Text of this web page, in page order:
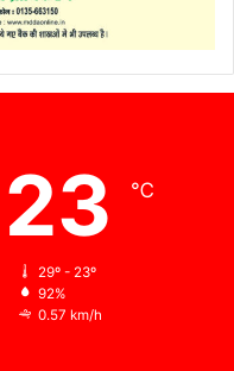
23 ℃
29º - 23º
92%
0.57 km/h